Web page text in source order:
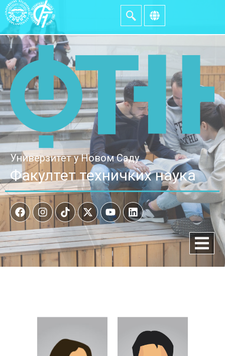
Универзитет у Новом Саду
Факултет техничких наука